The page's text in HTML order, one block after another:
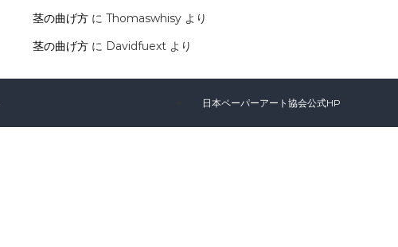
茎の曲げ方 にThomaswhisy より
茎の曲げ方 に Davidfuext より
日本ペーパーアート協会公式HP